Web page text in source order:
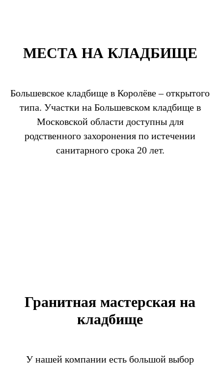
МЕСТА НА КЛАДБИЩЕ
Большевское кладбище в Королёве – открытого
типа. Участки на Большевском кладбище в
Московской области доступны для
родственного захоронения по истечении
санитарного срока 20 лет.
Гранитная мастерская на
кладбище
У нашей компании есть большой выбор